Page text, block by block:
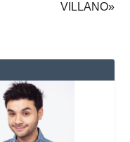
VILLANO»